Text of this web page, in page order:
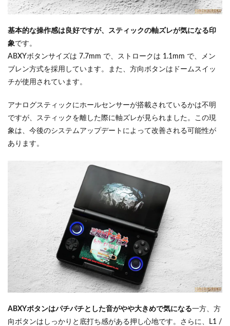
基本的な操作感は良好ですが、スティックの軸ズレが気になる印
象です。
ABXYボタンサイズは 7.7mm で、ストロークは 1.1mm で、メン
ブレン方式を採用しています。また、方向ボタンはドームスイッ
チが使用されています。
アナログスティックにホールセンサーが搭載されているかは不明
ですが、スティックを離した際に軸ズレが見られました。この現
象は、今後のシステムアップデートによって改善される可能性が
あります。
ABXYボタンはパチパチとした音がやや大きめで気になる一方、方
向ボタンはしっかりと底打ち感がある押し心地です。さらに、L1 /